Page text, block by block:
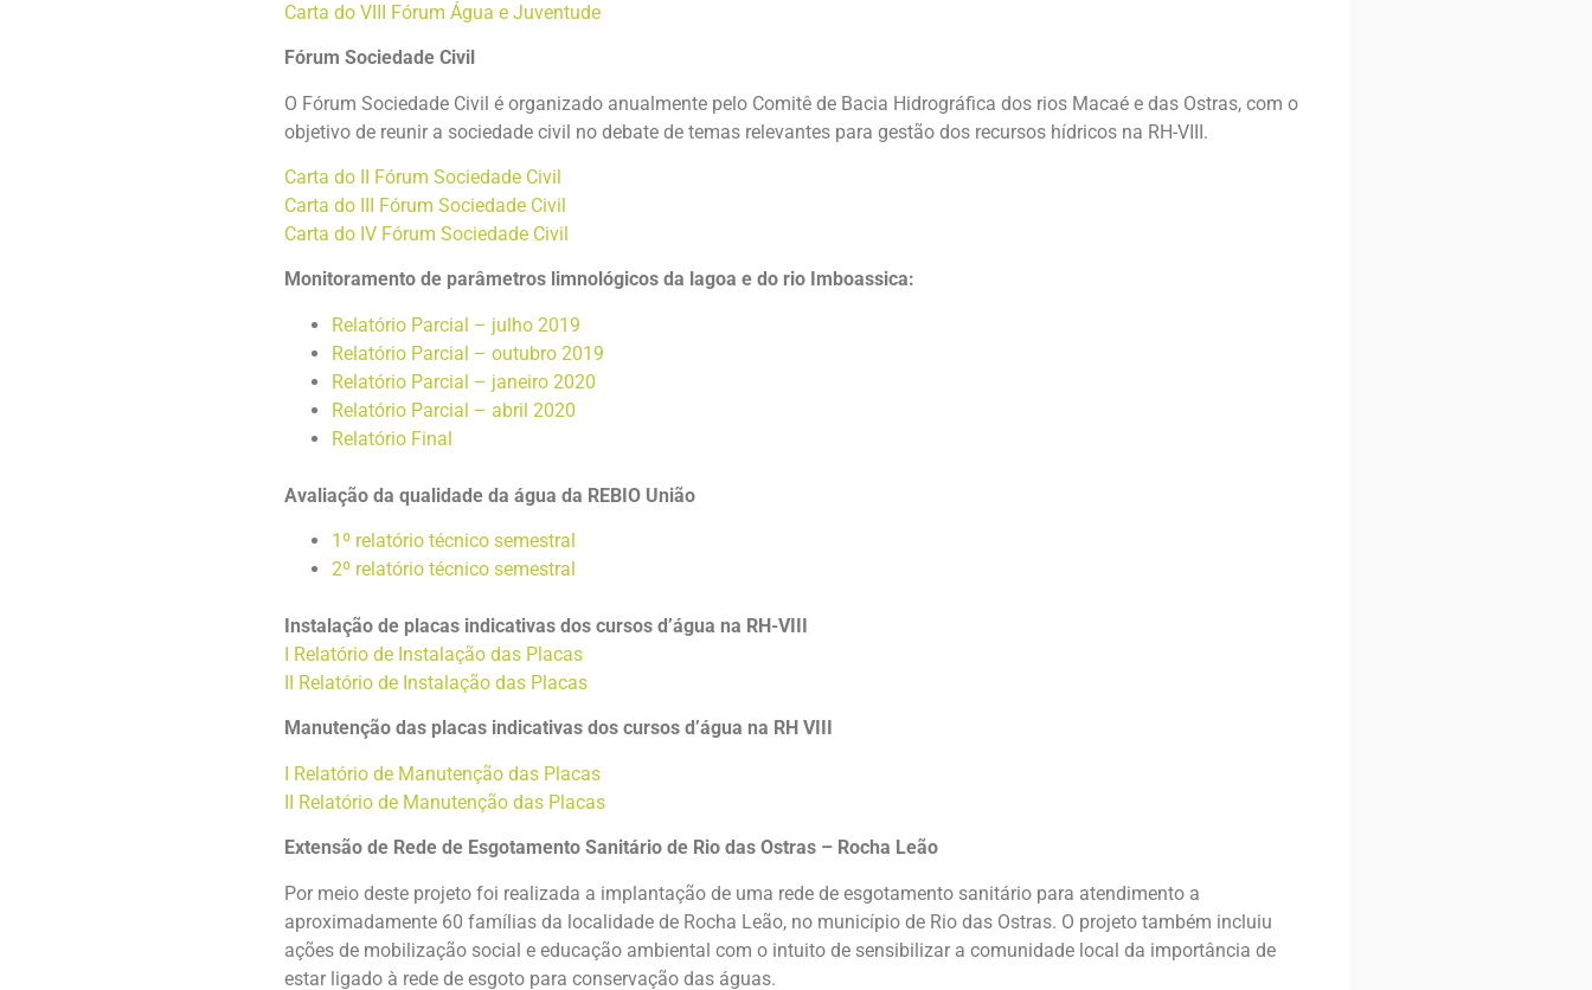
Carta do VIII Fórum Água e Juventude
Fórum Sociedade Civil
O Fórum Sociedade Civil é organizado anualmente pelo Comitê de Bacia Hidrográfica dos rios Macaé e das Ostras, com o
objetivo de reunir a sociedade civil no debate de temas relevantes para gestão dos recursos hídricos na RH-VIII.
Carta do II Fórum Sociedade Civil
Carta do III Fórum Sociedade Civil
Carta do IV Fórum Sociedade Civil
Monitoramento de parâmetros limnológicos da lagoa e do rio Imboassica:
Relatório Parcial – julho 2019
Relatório Parcial – outubro 2019
Relatório Parcial – janeiro 2020
Relatório Parcial – abril 2020
Relatório Final
Avaliação da qualidade da água da REBIO União
1º relatório técnico semestral
2º relatório técnico semestral
Instalação de placas indicativas dos cursos d’água na RH-VIII
I Relatório de Instalação das Placas
II Relatório de Instalação das Placas
Manutenção das placas indicativas dos cursos d’água na RH VIII
I Relatório de Manutenção das Placas
II Relatório de Manutenção das Placas
Extensão de Rede de Esgotamento Sanitário de Rio das Ostras – Rocha Leão
Por meio deste projeto foi realizada a implantação de uma rede de esgotamento sanitário para atendimento a
aproximadamente 60 famílias da localidade de Rocha Leão, no município de Rio das Ostras. O projeto também incluiu
ações de mobilização social e educação ambiental com o intuito de sensibilizar a comunidade local da importância de
estar ligado à rede de esgoto para conservação das águas.